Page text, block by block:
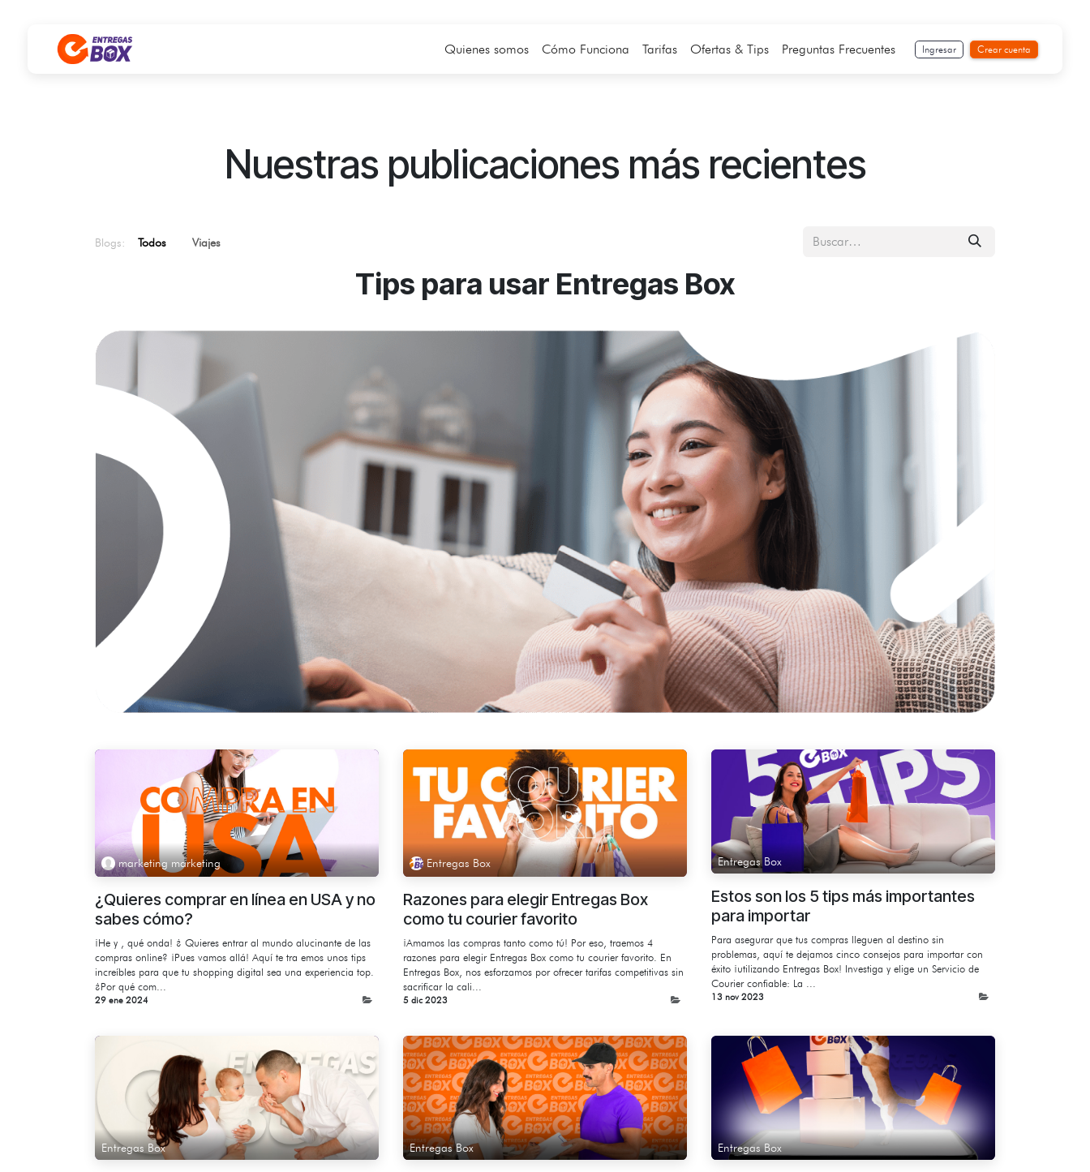
Quienes somos Cómo Funciona Tarifas Ofertas & Tips Preguntas Frecuentes Ingresar Crear cuenta
Nuestras publicaciones más recientes
Blogs: Todos Viajes
Tips para usar Entregas Box
marketing marketing
¿Quieres comprar en línea en USA y no
sabes cómo?
¡He y , qué onda! ¿ Quieres entrar al mundo alucinante de las
compras online? ¡Pues vamos allá! Aquí te tra emos unos tips
increíbles para que tu shopping digital sea una experiencia top.
¿Por qué com...
29 ene 2024
Entregas Box
Razones para elegir Entregas Box
como tu courier favorito
¡Amamos las compras tanto como tú! Por eso, traemos 4
razones para elegir Entregas Box como tu courier favorito. En
Entregas Box, nos esforzamos por ofrecer tarifas competitivas sin
sacrificar la cali...
5 dic 2023
Entregas Box
Estos son los 5 tips más importantes
para importar
Para asegurar que tus compras lleguen al destino sin
problemas, aquí te dejamos cinco consejos para importar con
éxito ¡utilizando Entregas Box! Investiga y elige un Servicio de
Courier confiable: La ...
13 nov 2023
Entregas Box Entregas Box Entregas Box